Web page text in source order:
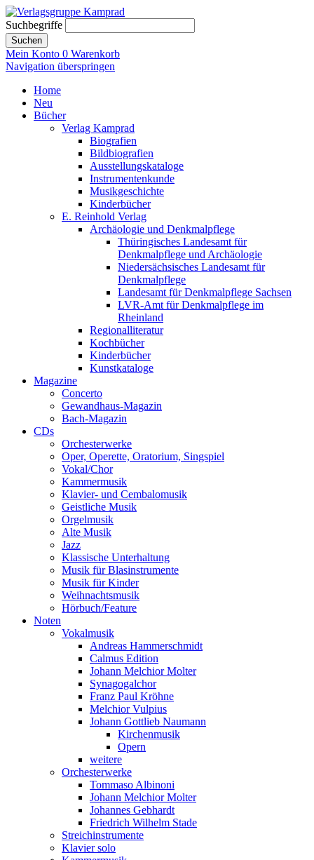
Suchbegriffe
Suchen
Mein Konto 0 Warenkorb
Navigation überspringen
Home
Neu
Bücher
Verlag Kamprad
Biografien
Bildbiografien
Ausstellungskataloge
Instrumentenkunde
Musikgeschichte
Kinderbücher
E. Reinhold Verlag
Archäologie und Denkmalpflege
Thüringisches Landesamt für
Denkmalpflege und Archäologie
Niedersächsisches Landesamt für
Denkmalpflege
Landesamt für Denkmalpflege Sachsen
LVR-Amt für Denkmalpflege im
Rheinland
Regionalliteratur
Kochbücher
Kinderbücher
Kunstkataloge
Magazine
Concerto
Gewandhaus-Magazin
Bach-Magazin
CDs
Orchesterwerke
Oper, Operette, Oratorium, Singspiel
Vokal/Chor
Kammermusik
Klavier- und Cembalomusik
Geistliche Musik
Orgelmusik
Alte Musik
Jazz
Klassische Unterhaltung
Musik für Blasinstrumente
Musik für Kinder
Weihnachtsmusik
Hörbuch/Feature
Noten
Vokalmusik
Andreas Hammerschmidt
Calmus Edition
Johann Melchior Molter
Synagogalchor
Franz Paul Kröhne
Melchior Vulpius
Johann Gottlieb Naumann
Kirchenmusik
Opern
weitere
Orchesterwerke
Tommaso Albinoni
Johann Melchior Molter
Johannes Gebhardt
Friedrich Wilhelm Stade
Streichinstrumente
Klavier solo